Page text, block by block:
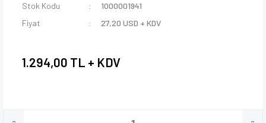
Stok Kodu
1000001941
Fiyat
27,20 USD + KDV
1.294,00 TL + KDV